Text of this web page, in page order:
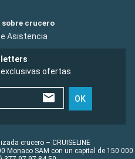
crucero
Asistencia
ofertas
OK
crucero – CRUISELINE
Monaco SAM con un capital de 150 000